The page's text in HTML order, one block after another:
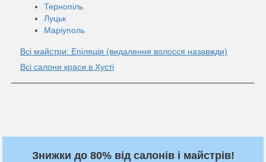
Тернопіль
Луцьк
Маріуполь
Всі майстри: Епіляція (видалення волосся назавжди)
Всі салони краси в Хусті
Знижки до 80% від салонів і майстрів!